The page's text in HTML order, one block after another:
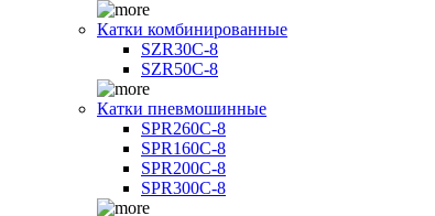
Катки комбинированные
SZR30C-8
SZR50C-8
Катки пневмошинные
SPR260C-8
SPR160C-8
SPR200C-8
SPR300C-8